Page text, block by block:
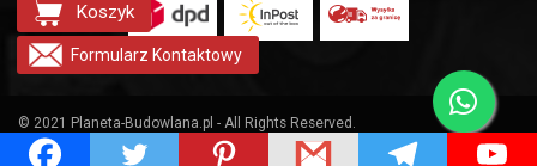
© 2021 Planeta-Budowlana.pl - All Rights Reserved.
Projekt i realizacja:
Formularz Kontaktowy
Koszyk